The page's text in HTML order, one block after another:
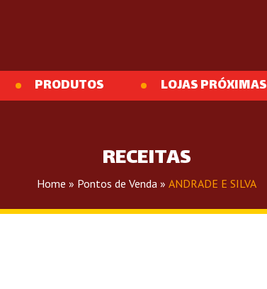
PRODUTOS LOJAS PRÓXIMAS
RECEITAS
Home » Pontos de Venda » ANDRADE E SILVA